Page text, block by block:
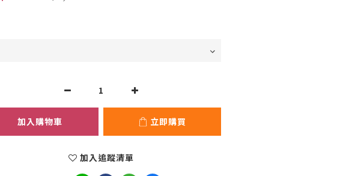
加入購物車 立即購買
加入追蹤清單